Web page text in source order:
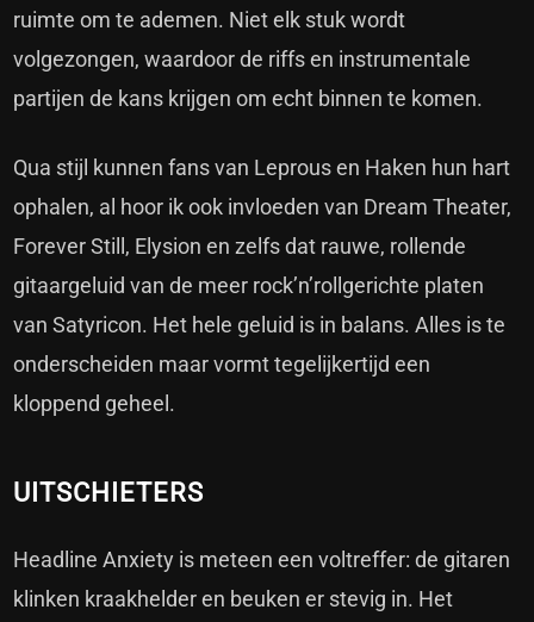
ruimte om te ademen. Niet elk stuk wordt
volgezongen, waardoor de riffs en instrumentale
partijen de kans krijgen om echt binnen te komen.
Qua stijl kunnen fans van Leprous en Haken hun hart
ophalen, al hoor ik ook invloeden van Dream Theater,
Forever Still, Elysion en zelfs dat rauwe, rollende
gitaargeluid van de meer rock’n’rollgerichte platen
van Satyricon. Het hele geluid is in balans. Alles is te
onderscheiden maar vormt tegelijkertijd een
kloppend geheel.
UITSCHIETERS
Headline Anxiety is meteen een voltreffer: de gitaren
klinken kraakhelder en beuken er stevig in. Het